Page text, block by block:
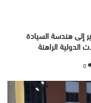
إلى هندسة السيادة
الدولية الراهنة
0